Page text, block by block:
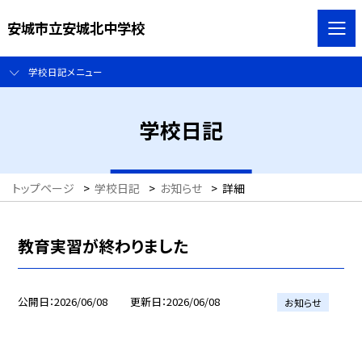
安城市立安城北中学校
学校日記メニュー
学校日記
トップページ > 学校日記 > お知らせ > 詳細
教育実習が終わりました
公開日 2026/06/08 更新日 2026/06/08 お知らせ